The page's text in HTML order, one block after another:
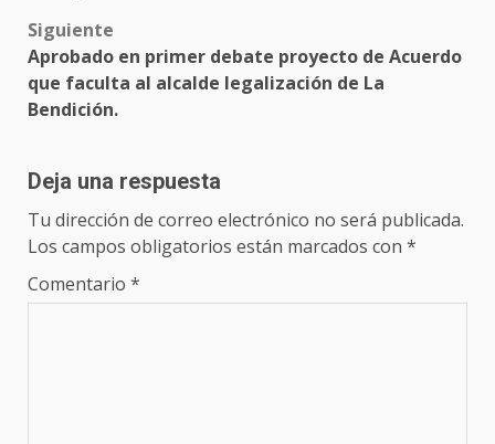
Siguiente
Aprobado en primer debate proyecto de Acuerdo
que faculta al alcalde legalización de La
Bendición.
Deja una respuesta
Tu dirección de correo electrónico no será publicada.
Los campos obligatorios están marcados con *
Comentario *